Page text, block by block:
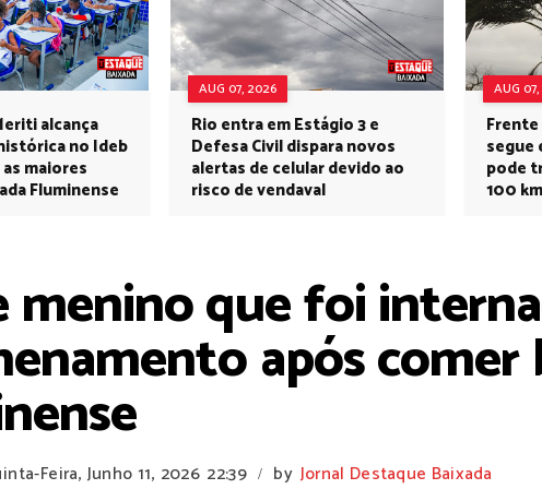
alcança
no Ideb
maiores
Fluminense
AUG 07, 2026
Rio entra em Estágio 3 e
Defesa Civil dispara novos
alertas de celular devido ao
risco de vendaval
AUG
segue
pode
100
menino que foi
após comer
Feira, Junho 11, 2026 22:39 / by Jornal Destaque Baixada